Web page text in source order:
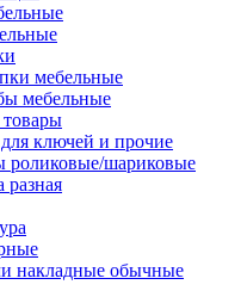
мебельные
мебельные
ключей и прочие
роликовые/шариковые
разная
накладные обычные